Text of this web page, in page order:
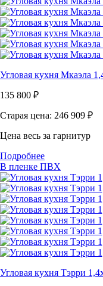
Угловая кухня Мкаэла
135 800 ₽
Старая цена: 246 909 ₽
Цена весь за гарнитур
Подробнее
В пленке ПВХ
Угловая кухня Тэрри